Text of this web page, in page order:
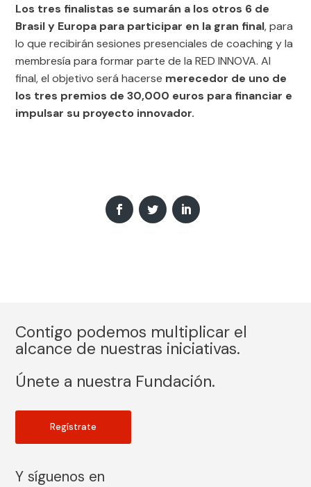
Los tres finalistas se sumarán a los otros 6 de
Brasil y Europa para participar en la gran final, para
lo que recibirán sesiones presenciales de coaching y la
membresía para formar parte de la RED INNOVA. Al
final, el objetivo será hacerse merecedor de uno de
los tres premios de 30,000 euros para financiar e
impulsar su proyecto innovador.
Contigo podemos multiplicar el
alcance de nuestras iniciativas.
Únete a nuestra Fundación.
Regístrate
Y síguenos en